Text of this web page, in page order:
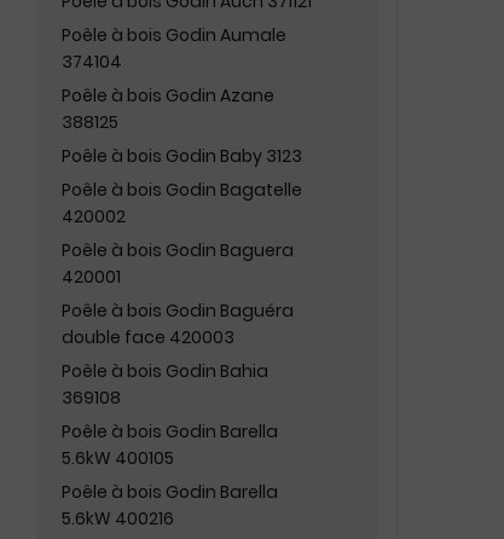
Poêle à bois Godin Aumale
374104
Poêle à bois Godin Azane
388125
Poêle à bois Godin Baby 3123
Poêle à bois Godin Bagatelle
420002
Poêle à bois Godin Baguera
420001
Poêle à bois Godin Baguéra
double face 420003
Poêle à bois Godin Bahia
369108
Poêle à bois Godin Barella
5.6kW 400105
Poêle à bois Godin Barella
5.6kW 400216